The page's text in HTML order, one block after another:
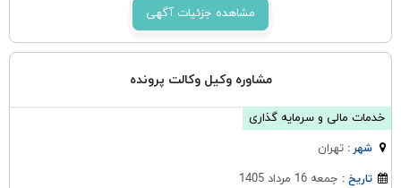
مشاهده جزئیات آگهی
مشاوره وکیل وکالت پرونده
خدمات مالی و سرمایه گذاری
شهر :تهران
تاریخ : جمعه 16 مرداد 1405